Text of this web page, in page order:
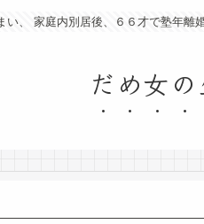
い、 家庭内別居後、６６才で塾年離
だめ女